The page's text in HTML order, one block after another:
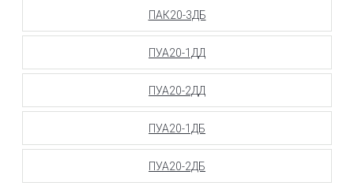
ПАК20-3ДБ
ПУА20-1ДД
ПУА20-2ДД
ПУА20-1ДБ
ПУА20-2ДБ